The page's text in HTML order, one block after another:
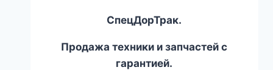
СпецДорТрак.
Продажа техники и запчастей с
гарантией.